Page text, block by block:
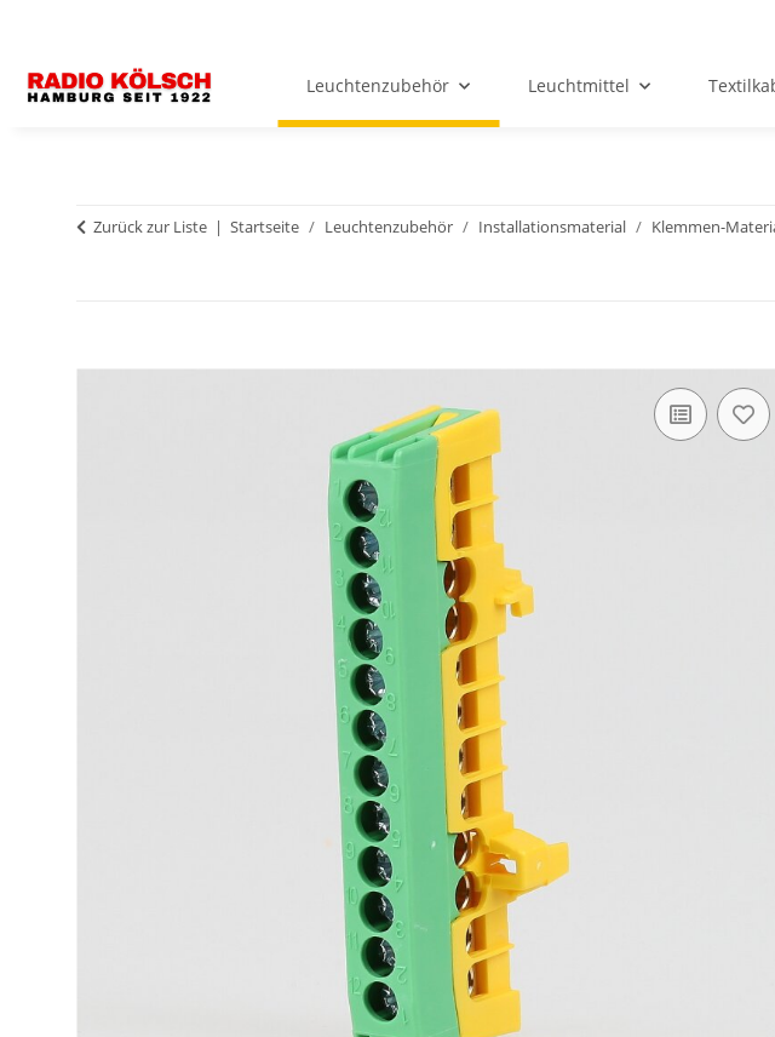
Leuchtenzubehör Leuchtmittel
Zurück zur Liste Startseite Leuchtenzubehör Installationsmaterial Klemmen-